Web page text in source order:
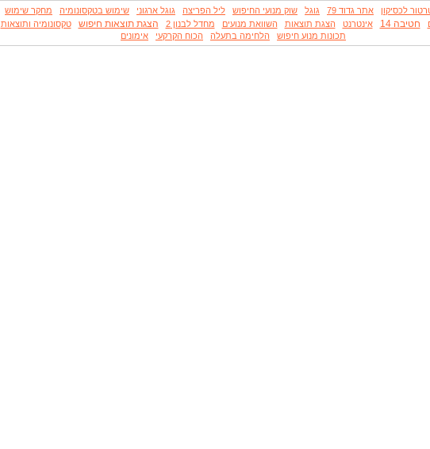
לכסיקון אתר גדוד 79 גוגל שוק מנועי החיפוש ליל הפריצה גוגל ארגוני שימוש בטקסונומיה מחקר שימוש
חטיבה 14 אינטרנט הצגת תוצאות השוואת מנועים מחדל לבנון 2 הצגת תוצאות חיפוש טקסונומיה ותוצאות
תכונות מנוע חיפוש הלחימה בתעלה הכוח הקרקעי אימונים